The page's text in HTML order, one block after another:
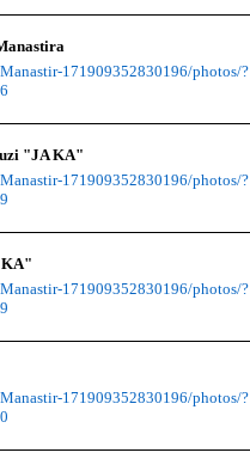
171909352830196/photos/?
"JA KA"
171909352830196/photos/?
KA"
171909352830196/photos/?
171909352830196/photos/?